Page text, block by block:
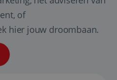
of
hier jouw droombaan.